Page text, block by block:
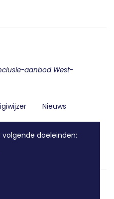
aanbod West-
Nieuws
doeleinden: